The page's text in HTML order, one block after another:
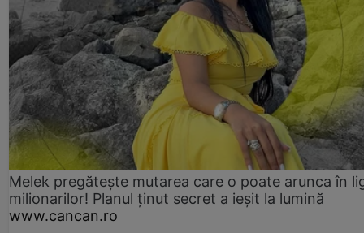
Melek pregătește mutarea care o poate arunca în
milionarilor! Planul ținut secret a ieșit la lumină
www.cancan.ro